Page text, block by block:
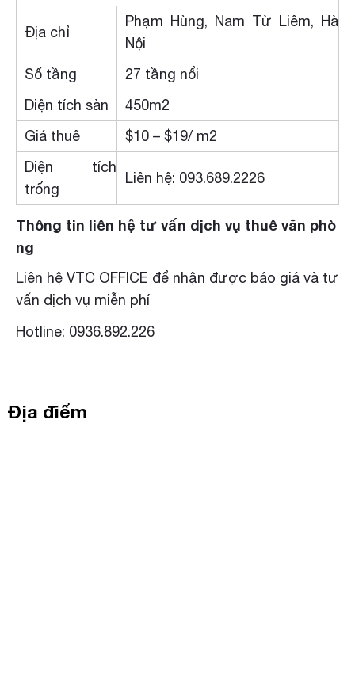
Địa chỉ
Phạm Hùng, Nam Từ Liêm, Hà
Nội
Số tầng
27 tầng nổi
Diện tích sàn
450m2
Giá thuê
$10 – $19/ m2
Diện tích
trống
Liên hệ: 093.689.2226
Thông tin liên hệ tư vấn dịch vụ thuê văn phò
ng
Liên hệ VTC OFFICE để nhận được báo giá và tư
vấn dịch vụ miễn phí
Hotline: 0936.892.226
Địa điểm